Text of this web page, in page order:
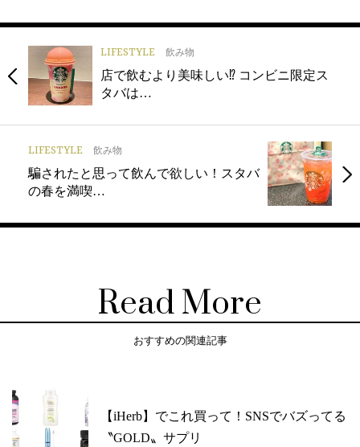
LIFESTYLE 飲み物
店で飲むより美味しい⁉︎ コンビニ限定ス
タバは…
LIFESTYLE 飲み物
騙されたと思って飲んで欲しい！スタバ
の春を満喫…
Read More
おすすめの関連記事
【iHerb】でこれ買って！SNSでバズってる
〝GOLD〟サプリ